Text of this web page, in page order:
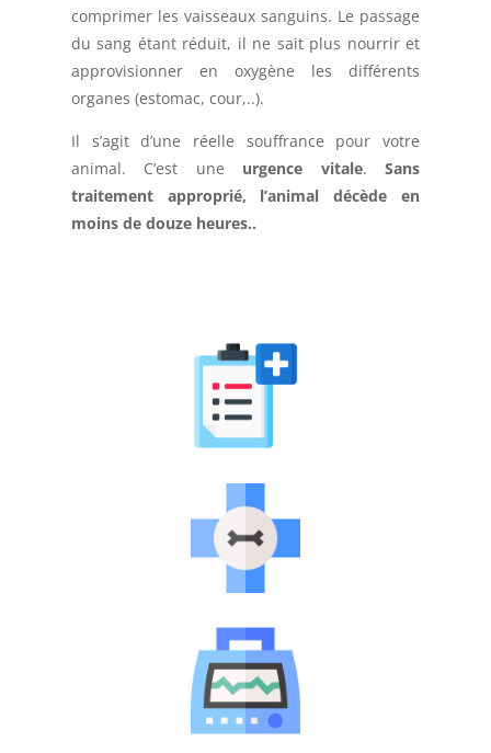
comprimer les vaisseaux sanguins. Le passage
du sang étant réduit, il ne sait plus nourrir et
approvisionner en oxygène les différents
organes (estomac, cour,..).
Il s’agit d’une réelle souffrance pour votre
animal. C’est une urgence vitale.Sans
traitement approprié, l’animal décède en
moins de douze heures..